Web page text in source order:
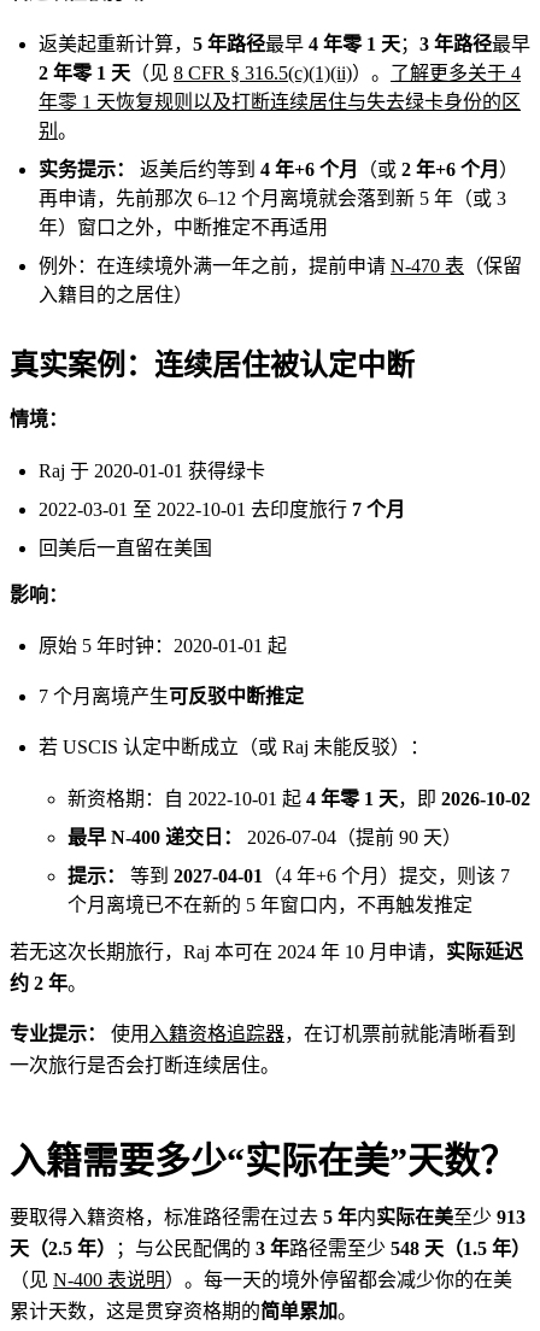
返美起重新计算， 5 年路径最早 4 年零 1 天； 3 年路径最早
2 年零 1 天 （见 8 CFR § 316.5(c)(1)(ii)）。 了解更多关于 4
年零 1 天恢复规则以及打断连续居住与失去绿卡身份的区
别 。
实务提示：
返美后约等到 4 年+6 个月 （或 2 年+6 个月 ）
再申请，先前那次 6–12 个月离境就会落到新 5 年（或 3
年）窗口之外，中断推定不再适用
例外：在连续境外满一年之前，提前申请 N-470 表 （保留
入籍目的之居住）
真实案例：连续居住被认定中断
情境：
Raj 于 2020-01-01 获得绿卡
2022-03-01 至 2022-10-01 去印度旅行 7 个月
回美后一直留在美国
影响：
原始 5 年时钟：2020-01-01 起
7 个月离境产生可反驳中断推定
若 USCIS 认定中断成立（或 Raj 未能反驳）：
新资格期：自 2022-10-01 起 4 年零 1 天，即 2026-10-02
最早 N-400 递交日：
2026-07-04（提前 90 天）
提示：
等到 2027-04-01
（4 年+6 个月）提交，则该 7
个月离境已不在新的 5 年窗口内，不再触发推定
若无这次长期旅行，Raj 本可在 2024 年 10 月申请， 实际延迟
约 2 年。
专业提示： 使用 入籍资格追踪器，在订机票前就能清晰看到
一次旅行是否会打断连续居住。
入籍需要多少“实际在美”天数？
要取得入籍资格，标准路径需在过去 5 年内实际在美至少 913
天（2.5 年）
；与公民配偶的 3 年路径需至少 548 天（1.5 年）
（见 N-400 表说明）。每一天的境外停留都会减少你的在美
累计天数，这是贯穿资格期的简单累加。